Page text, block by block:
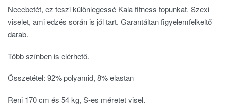
Neccbetét, ez teszi különlegessé Kala fitness topunkat. Szexi
viselet, ami edzés során is jól tart. Garantáltan figyelemfelkeltő
darab.
Több színben is elérhető.
Összetétel: 92% polyamid, 8% elastan
Reni 170 cm és 54 kg, S-es méretet visel.